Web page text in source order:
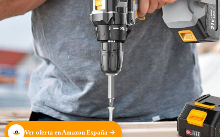
Ver oferta en Amazon España